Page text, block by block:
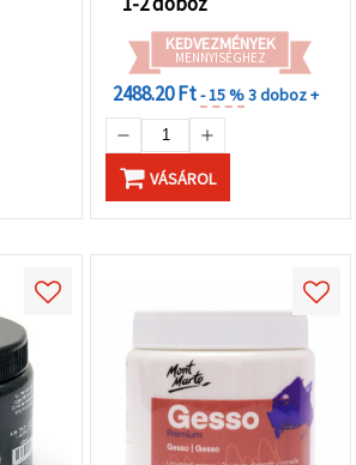
KEDVEZMÉNYEK
MENNYISÉGHEZ
2488.20 Ft- 15 %3 doboz +
VÁSÁROL